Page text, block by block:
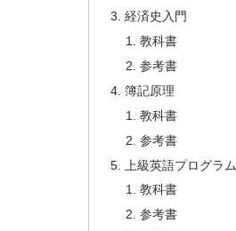
経済史入門
教科書
参考書
簿記原理
教科書
参考書
上級英語プログラム
教科書
参考書